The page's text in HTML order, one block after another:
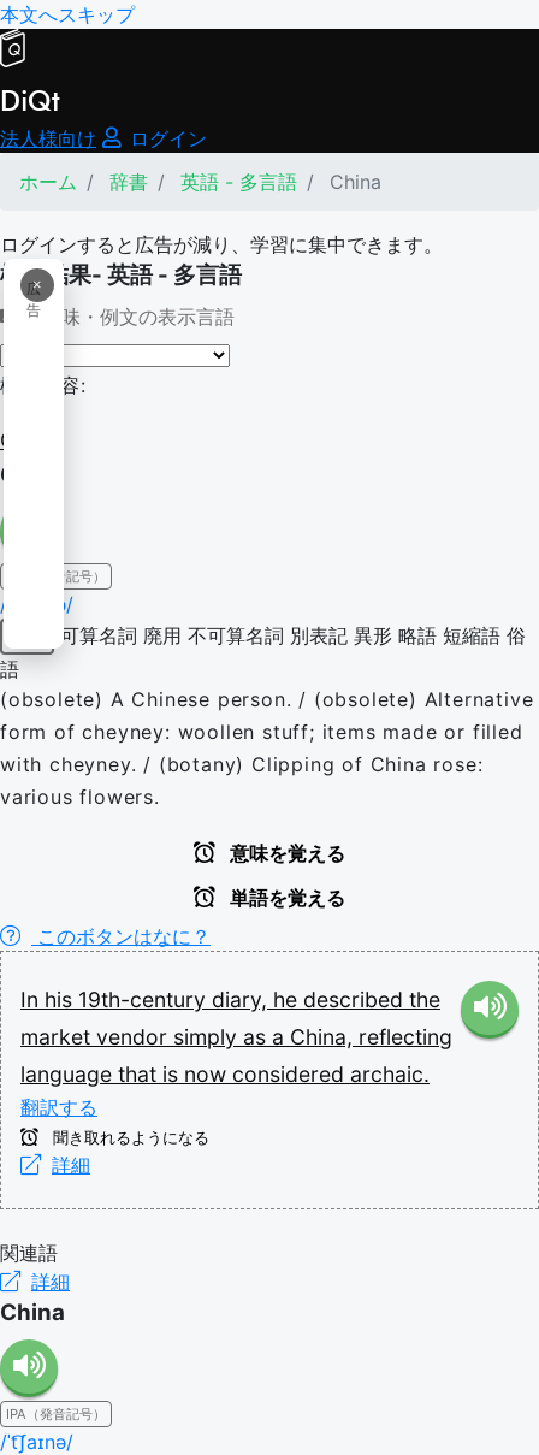
本文へスキップ
DiQt
法人様向け
ログイン
ホーム
辞書 英語 - 多言語 China
ログインすると広告が減り、学習に集中できます。
×
広
告
検索結果- 英語 - 多言語
意味・例文の表示言語
検索内容:
China
China
IPA（発音記号）
/ˈt͡ʃaɪnə/
可算名詞 廃用 不可算名詞 別表記 異形 略語 短縮語 俗
語
(obsolete) A Chinese person. / (obsolete) Alternative
form of cheyney: woollen stuff; items made or filled
with cheyney. / (botany) Clipping of China rose:
various flowers.
意味を覚える
単語を覚える
このボタンはなに？
In his 19th-century diary, he described the
market vendor simply as a China, reflecting
language that is now considered archaic.
翻訳する
聞き取れるようになる
詳細
関連語
詳細
China
IPA（発音記号）
/ˈt͡ʃaɪnə/